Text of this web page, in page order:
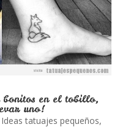
bonitos en el tobillo,
uno!
Ideas tatuajes pequeños,